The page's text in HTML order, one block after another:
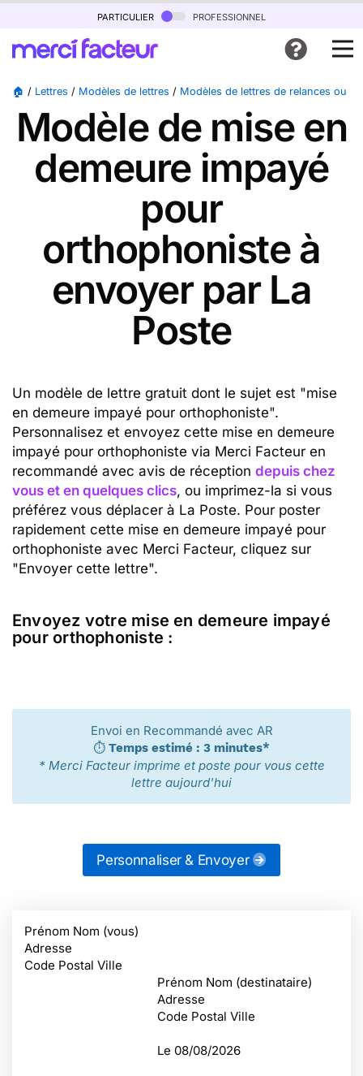
particulier professionnel
🏠 / Lettres / Modèles de lettres / Modèles de lettres de relances ou
Modèle de mise en
demeure impayé
pour
orthophoniste à
envoyer par La
Poste
Un modèle de lettre gratuit dont le sujet est "mise
en demeure impayé pour orthophoniste".
Personnalisez et envoyez cette mise en demeure
impayé pour orthophoniste via Merci Facteur en
recommandé avec avis de réception depuis chez
vous et en quelques clics, ou imprimez-la si vous
préférez vous déplacer à La Poste. Pour poster
rapidement cette mise en demeure impayé pour
orthophoniste avec Merci Facteur, cliquez sur
"Envoyer cette lettre".
Envoyez votre mise en demeure impayé
pour orthophoniste :
Envoi en Recommandé avec AR
⏱️ Temps estimé : 3 minutes*
* Merci Facteur imprime et poste pour vous cette
lettre aujourd'hui
Personnaliser & Envoyer
Prénom Nom (vous)
Adresse
Code Postal Ville
Prénom Nom (destinataire)
Adresse
Code Postal Ville
Le 08/08/2026